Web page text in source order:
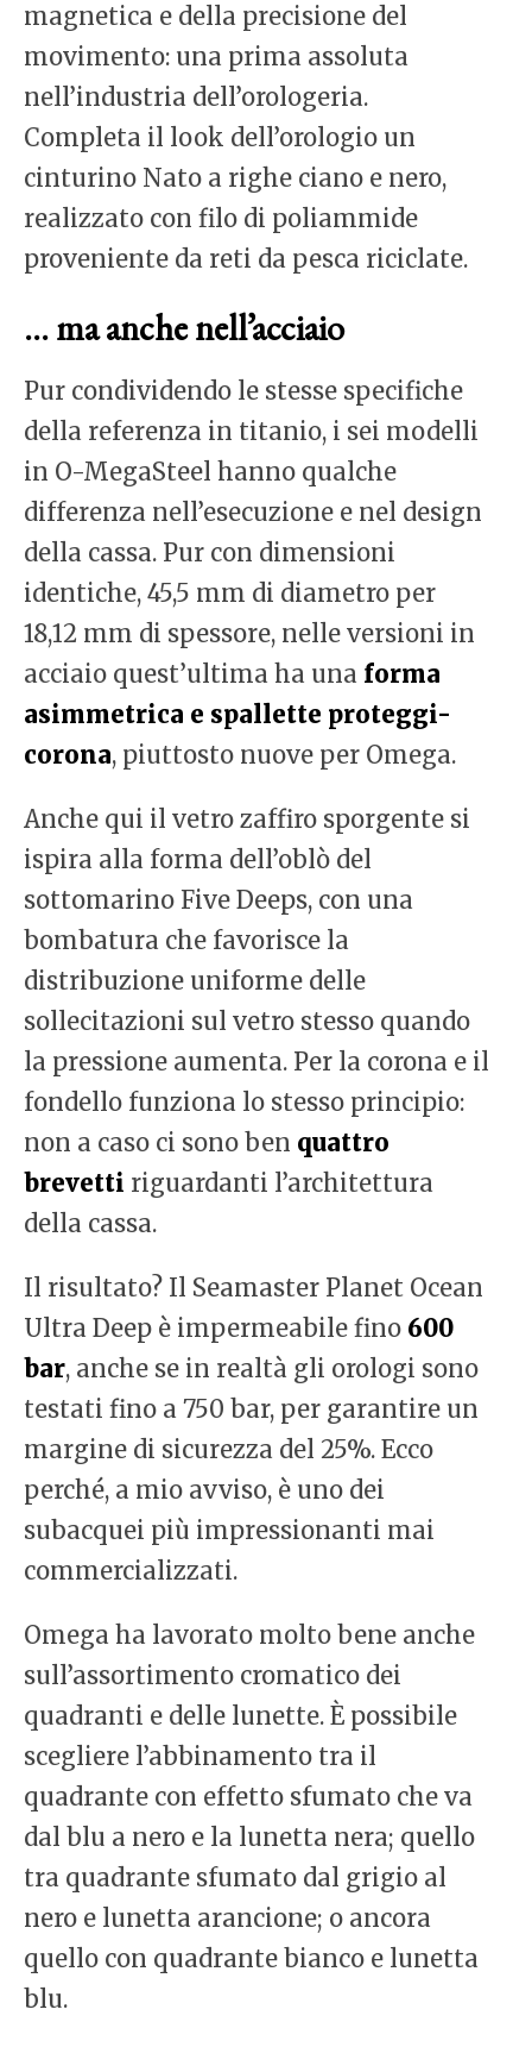
magnetica e della precisione del
movimento: una prima assoluta
nell’industria dell’orologeria.
Completa il look dell’orologio un
cinturino Nato a righe ciano e nero,
realizzato con filo di poliammide
proveniente da reti da pesca riciclate.
… ma anche nell’acciaio
Pur condividendo le stesse specifiche
della referenza in titanio, i sei modelli
in O-MegaSteel hanno qualche
differenza nell’esecuzione e nel design
della cassa. Pur con dimensioni
identiche, 45,5 mm di diametro per
18,12 mm di spessore, nelle versioni in
acciaio quest’ultima ha una forma
asimmetrica e spallette proteggi-
corona, piuttosto nuove per Omega.
Anche qui il vetro zaffiro sporgente si
ispira alla forma dell’oblò del
sottomarino Five Deeps, con una
bombatura che favorisce la
distribuzione uniforme delle
sollecitazioni sul vetro stesso quando
la pressione aumenta. Per la corona e il
fondello funziona lo stesso principio:
non a caso ci sono ben quattro
brevetti riguardanti l’architettura
della cassa.
Il risultato? Il Seamaster Planet Ocean
Ultra Deep è impermeabile fino 600
bar, anche se in realtà gli orologi sono
testati fino a 750 bar, per garantire un
margine di sicurezza del 25%. Ecco
perché, a mio avviso, è uno dei
subacquei più impressionanti mai
commercializzati.
Omega ha lavorato molto bene anche
sull’assortimento cromatico dei
quadranti e delle lunette. È possibile
scegliere l’abbinamento tra il
quadrante con effetto sfumato che va
dal blu a nero e la lunetta nera; quello
tra quadrante sfumato dal grigio al
nero e lunetta arancione; o ancora
quello con quadrante bianco e lunetta
blu.